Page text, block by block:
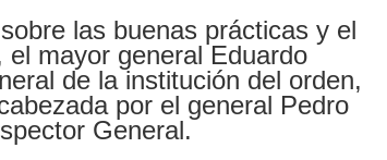
las buenas prácticas y el
mayor general Eduardo
de la institución del orden,
por el general Pedro
General.